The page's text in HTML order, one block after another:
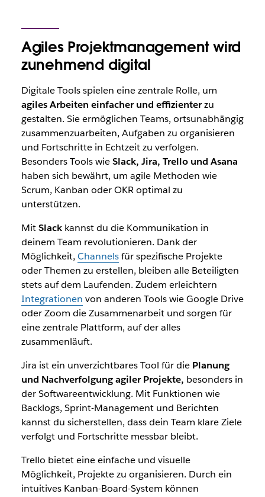
Agiles Projektmanagement wird
zunehmend digital
Digitale Tools spielen eine zentrale Rolle, um
agiles Arbeiten einfacher und effizienterzu
gestalten. Sie ermöglichen Teams, ortsunabhängig
zusammenzuarbeiten, Aufgaben zu organisieren
und Fortschritte in Echtzeit zu verfolgen.
Besonders Tools wieSlack, Jira, Trello und Asana
haben sich bewährt, um agile Methoden wie
Scrum, Kanban oder OKR optimal zu
unterstützen.
MitSlackkannst du die Kommunikation in
deinem Team revolutionieren. Dank der
Möglichkeit, Channelsfür spezifische Projekte
oder Themen zu erstellen, bleiben alle Beteiligten
stets auf dem Laufenden. Zudem erleichtern
Integrationen von anderen Tools wie Google Drive
oder Zoom die Zusammenarbeit und sorgen für
eine zentrale Plattform, auf der alles
zusammenläuft.
Jira ist ein unverzichtbares Tool für diePlanung
und Nachverfolgung agiler Projekte, besonders in
der Softwareentwicklung. Mit Funktionen wie
Backlogs, Sprint-Management und Berichten
kannst du sicherstellen, dass dein Team klare Ziele
verfolgt und Fortschritte messbar bleibt.
Trello bietet eine einfache und visuelle
Möglichkeit, Projekte zu organisieren. Durch ein
intuitives Kanban-Board-System können